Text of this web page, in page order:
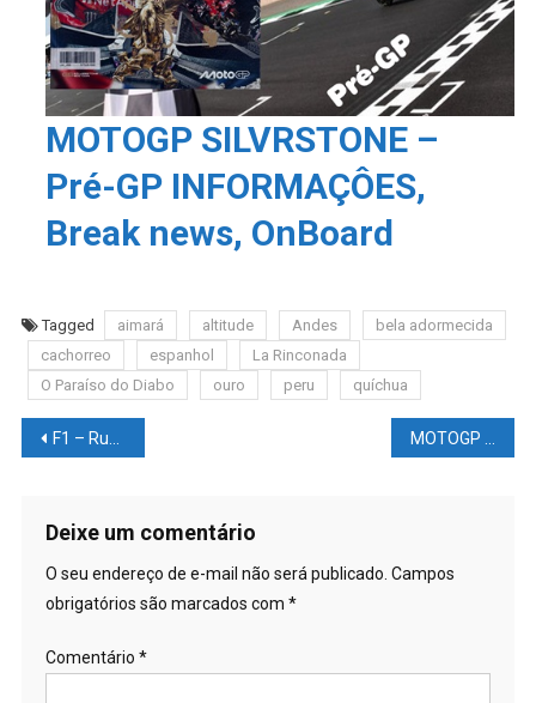
MOTOGP SILVRSTONE –
Pré-GP INFORMAÇÔES,
Break news, OnBoard
Tagged aimará altitude Andes
bela adormecida
cachorreo
espanhol
La Rinconada
O Paraíso do Diabo
ouro peru quíchua
Navegação
Post
F1 – Russel explica a ultrapassagem que recebeu de Hamilton em Abu Dhabi
Deixe um comentário
O seu endereço de e-mail não será publicado. Campos
obrigatórios são marcados com *
Comentário *